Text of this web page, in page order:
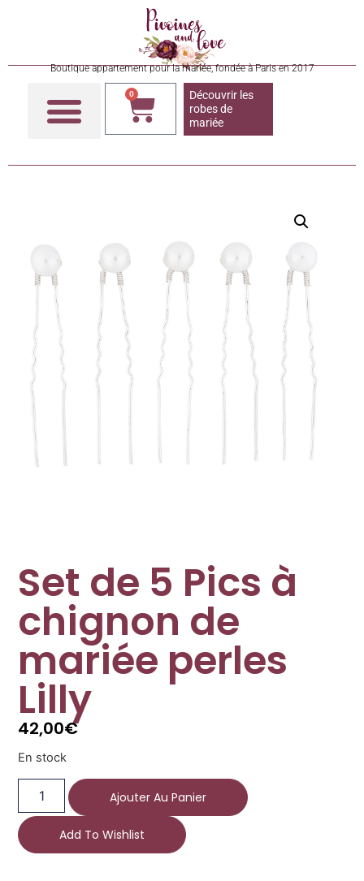
Boutique appartement pour la mariée, fondée à Paris en 2017
0
Découvrir les
robes de
mariée
Set de 5 Pics à
chignon de
mariée perles
Lilly
42,00€
En stock
Ajouter Au Panier
Add To Wishlist